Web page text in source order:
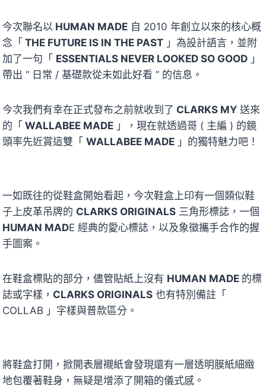
今次聯名以 HUMAN MADE 自 2010 年創立以來的核心概
念「 THE FUTURE IS IN THE PAST 」為設計語言，並附
加了一句「 ESSENTIALS NEVER LOOKED SO GOOD 」
帶出 “ 日常 / 基礎款從未如此好看 ” 的信息。
今次我們有幸在正式發布之前就收到了 CLARKS MY 送來
的「 WALLABEE MADE 」，現在就透過哥 ( 主編 ) 的鏡
頭率先近賞這雙「 WALLABEE MADE 」的獨特魅力吧！
一如既往的從鞋盒開始看起，今次鞋盒上印有一個類似鞋
子上皮革吊牌的 CLARKS ORIGINALS 三角形標誌，一個
HUMAN MADE 經典的愛心標誌，以及象徵攜手合作的握
手圖案。
在鞋盒標貼的部分，儘管貼紙上沒有 HUMAN MADE 的標
誌或字樣， CLARKS ORIGINALS 也有特別備註「
COLLAB 」字樣與普款區分。
將鞋盒打開，掀開表層襯紙會發現還有一層透明膜紙細緻
地包覆著鞋身，無疑是增添了開箱的儀式感。